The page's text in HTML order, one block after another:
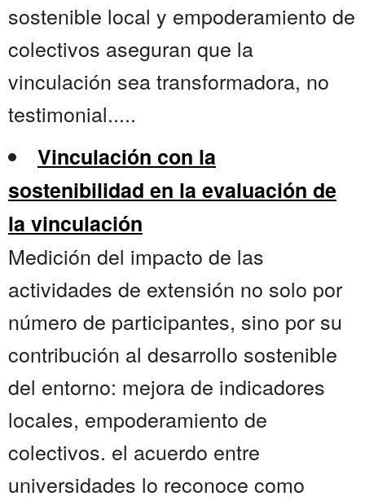
sostenible local y empoderamiento de
colectivos aseguran que la
vinculación sea transformadora, no
testimonial.....
Vinculación con la
sostenibilidad en la evaluación de
la vinculación
Medición del impacto de las
actividades de extensión no solo por
número de participantes, sino por su
contribución al desarrollo sostenible
del entorno: mejora de indicadores
locales, empoderamiento de
colectivos. el acuerdo entre
universidades lo reconoce como